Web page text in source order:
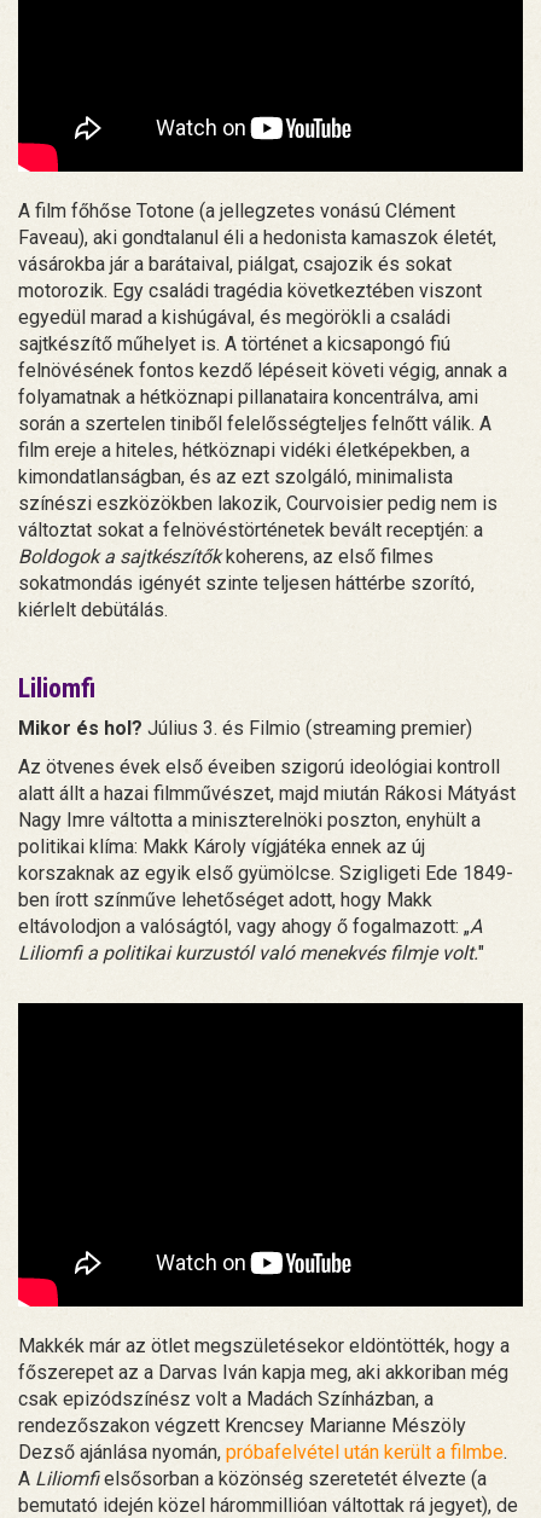
A film főhőse Totone (a jellegzetes vonású Clément
Faveau), aki gondtalanul éli a hedonista kamaszok életét,
vásárokba jár a barátaival, piálgat, csajozik és sokat
motorozik. Egy családi tragédia következtében viszont
egyedül marad a kishúgával, és megörökli a családi
sajtkészítő műhelyet is. A történet a kicsapongó fiú
felnövésének fontos kezdő lépéseit követi végig, annak a
folyamatnak a hétköznapi pillanataira koncentrálva, ami
során a szertelen tiniből felelősségteljes felnőtt válik. A
film ereje a hiteles, hétköznapi vidéki életképekben, a
kimondatlanságban, és az ezt szolgáló, minimalista
színészi eszközökben lakozik, Courvoisier pedig nem is
változtat sokat a felnövéstörténetek bevált receptjén: a
Boldogok a sajtkészítőkkoherens, az első filmes
sokatmondás igényét szinte teljesen háttérbe szorító,
kiérlelt debütálás.
Liliomfi
Mikor és hol? Július 3. és Filmio (streaming premier)
Az ötvenes évek első éveiben szigorú ideológiai kontroll
alatt állt a hazai filmművészet, majd miután Rákosi Mátyást
Nagy Imre váltotta a miniszterelnöki poszton, enyhült a
politikai klíma: Makk Károly vígjátéka ennek az új
korszaknak az egyik első gyümölcse. Szigligeti Ede 1849-
ben írott színműve lehetőséget adott, hogy Makk
eltávolodjon a valóságtól, vagy ahogy ő fogalmazott: „A
Liliomfi a politikai kurzustól való menekvés filmje volt."
Makkék már az ötlet megszületésekor eldöntötték, hogy a
főszerepet az a Darvas Iván kapja meg, aki akkoriban még
csak epizódszínész volt a Madách Színházban, a
rendezőszakon végzett Krencsey Marianne Mészöly
Dezső ajánlása nyomán, próbafelvétel után került a filmbe.
A Liliomfielsősorban a közönség szeretetét élvezte (a
bemutató idején közel hárommillióan váltottak rá jegyet), de